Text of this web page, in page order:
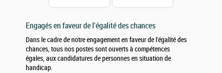
Engagés en faveur de l'égalité des chances
Dans le cadre de notre engagement en faveur de l'égalité des
chances, tous nos postes sont ouverts à compétences
égales, aux candidatures de personnes en situation de
handicap.